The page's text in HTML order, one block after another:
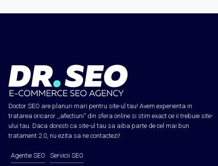
Doctor SEO are planuri mari pentru site-ul tau! Avem experienta in
tratarea oricaror ,,afectiuni” din sfera online si stim exact ce ii trebuie site-
ului tau. Daca doresti ca site-ul tau sa aiba parte de cel mai bun
tratament 2.0, nu ezita sa ne contactezi!
Agentie SEO Servicii SEO